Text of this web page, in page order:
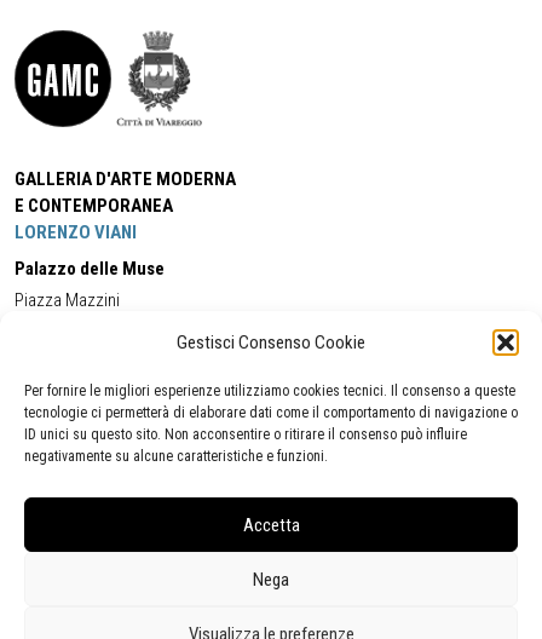
Gestisci Consenso Cookie
Per fornire le migliori esperienze utilizziamo cookies tecnici. Il consenso a queste
tecnologie ci permetterà di elaborare dati come il comportamento di navigazione o
ID unici su questo sito. Non acconsentire o ritirare il consenso può influire
negativamente su alcune caratteristiche e funzioni.
Accetta
Nega
Visualizza le preferenze
GALLERIA D'ARTE MODERNA
E CONTEMPORANEA
LORENZO VIANI
Palazzo delle Muse
Piazza Mazzini
Cell:+39 338 5714978 (orario apertura Galleria)
Tel:
+39 0584 944580
(orario 09.00/13.00)
Email:gamc@comune.viareggio.lu.it
Segnalazione di inaccessibilità